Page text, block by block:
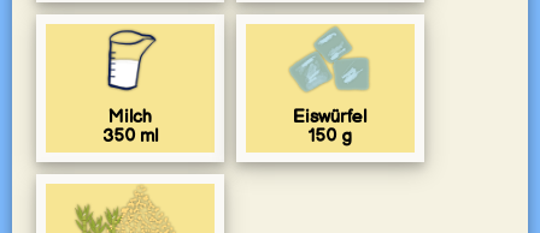
Milch
350 ml
Eiswürfel
150 g